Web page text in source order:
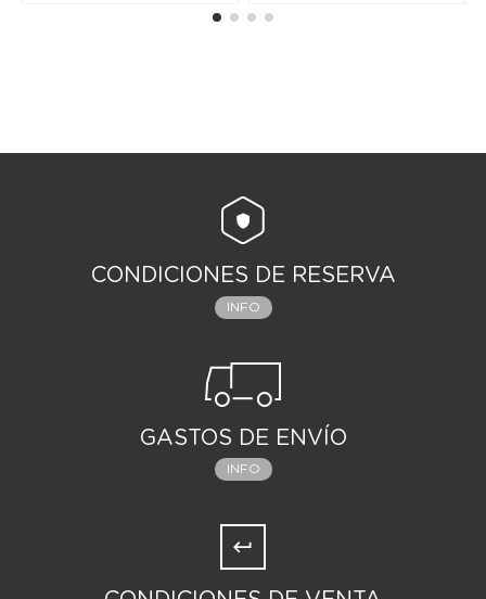
CONDICIONES DE RESERVA
INFO
GASTOS DE ENVÍO
INFO